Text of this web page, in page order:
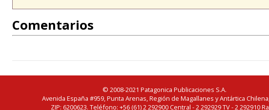
Comentarios
© 2008-2021 Patagonica Publicaciones S.A.
Avenida España #959, Punta Arenas, Región de Magallanes y Antártica
ZIP: 6200623. Teléfono: +56 (61) 2 292900 Central - 2 292929 TV - 2 292910